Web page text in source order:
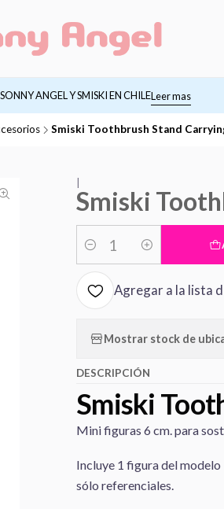
ANGEL Y SMISKI EN CHILELeer mas
Smiski Toothbrush Stand
Smiski
Cantidad
Agregar a la lista
Mostrar stock de
DESCRIPCIÓN
Smiski
Mini figuras 6 cm. para
Incluye 1 figura del modelo
sólo referenciales.